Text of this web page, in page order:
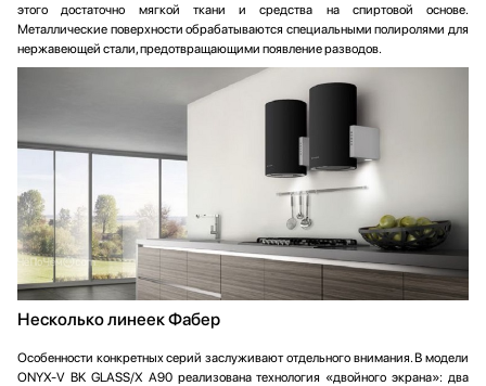
этого достаточно мягкой ткани и средства на спиртовой основе.
Металлические поверхности обрабатываются специальными полиролями для
нержавеющей стали, предотвращающими появление разводов.
Несколько линеек Фабер
Особенности конкретных серий заслуживают отдельного внимания. В модели
ONYX-V BK GLASS/X A90 реализована технология «двойного экрана»: два